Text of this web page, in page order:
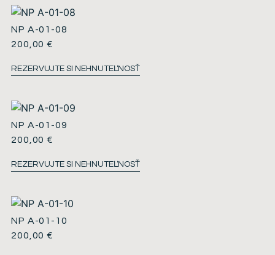
NP A-01-08
200,00€
REZERVUJTE SI NEHNUTEĽNOSŤ
NP A-01-09
200,00€
REZERVUJTE SI NEHNUTEĽNOSŤ
NP A-01-10
200,00€